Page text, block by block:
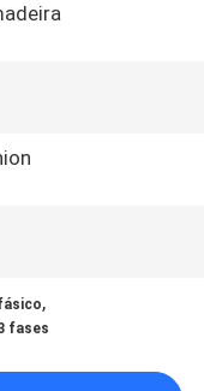
,
fases